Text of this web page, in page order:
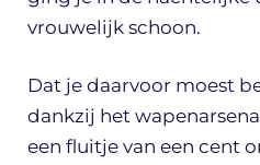
vrouwelijk schoon.
Dat je daarvoor moest
dankzij het
een fluitje van een cent